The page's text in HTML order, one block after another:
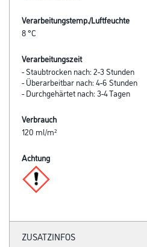
Verarbeitungstemp./Luftfeuchte
8 °C
Verarbeitungszeit
- Staubtrocken nach: 2-3 Stunden
- Überarbeitbar nach: 4-6 Stunden
- Durchgehärtet nach: 3-4 Tagen
Verbrauch
120 ml/m²
Achtung
ZUSATZINFOS